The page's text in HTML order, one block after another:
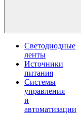
Светодиодные
ленты
Источники
питания
Системы
управления
и
автоматизации